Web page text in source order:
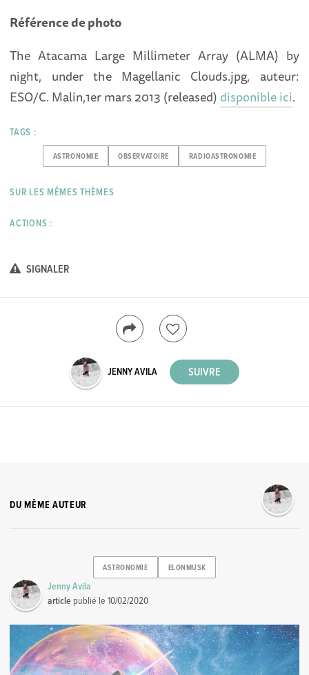
Référence de photo
The Atacama Large Millimeter Array (ALMA) by
night, under the Magellanic Clouds.jpg, auteur:
ESO/C. Malin,1er mars 2013 (released) disponible ici.
TAGS :
ASTRONOMIE OBSERVATOIRE RADIOASTRONOMIE
SUR LES MÊMES THÈMES
ACTIONS :
SIGNALER
JENNY AVILA
DU MÊME AUTEUR
ASTRONOMIE ELONMUSK
Jenny Avila
article publié le10/02/2020